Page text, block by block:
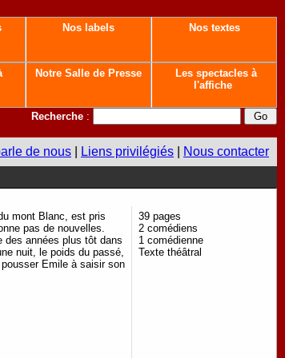
Nos labels Nos textes
Notre Salle de Presse
Les spectacles à
l'affiche
Recherche :
de nous Liens privilégiés Nous contacter
mont Blanc, est pris
pas de nouvelles.
des années plus tôt dans
nuit, le poids du passé,
Emile à saisir son
39 pages
2 comédiens
1 comédienne
Texte théâtral